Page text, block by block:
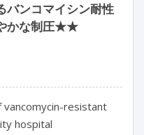
バンコマイシン耐性
かな制圧★★
vancomycin-resistant
hospital